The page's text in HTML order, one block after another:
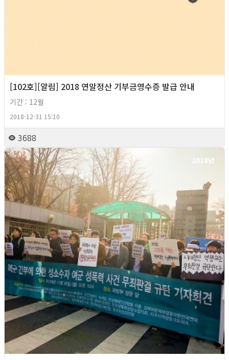
[102호][알림] 2018 연말정산 기부금영수증 발급 안내
기간 : 12월
2018-12-31 15:10
3688
2018년